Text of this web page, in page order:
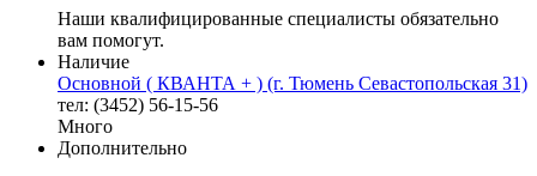
Наши квалифицированные специалисты обязательно
вам помогут.
Наличие
Основной ( КВАНТА + ) (г. Тюмень Севастопольская 31)
тел: (3452) 56-15-56
Много
Дополнительно